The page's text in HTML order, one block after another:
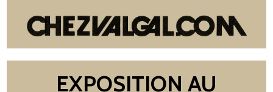
EXPOSITION AU